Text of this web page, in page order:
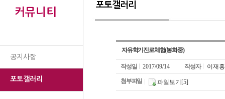
커뮤니티
공지사항
포토갤러리
포토갤러리
자유학기진로체험(봉화중)
작성일 2017/09/14 작성자 이재홍
첨부파일 파일보기[5]